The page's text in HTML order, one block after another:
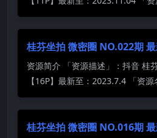
桂芬坐拍 微密圈 NO.022期
资源简介 「资源描述」：抖音 桂
【16P】最新至：2023.7.4 「资源
桂芬坐拍 微密圈 NO.016期